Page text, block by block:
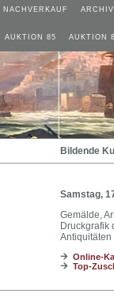
NACHVERKAUF ARCHIV
AUKTION 85 AUKTION
Bildende
Samstag,
Gemälde,
Druckgrafik
Online-
Top-